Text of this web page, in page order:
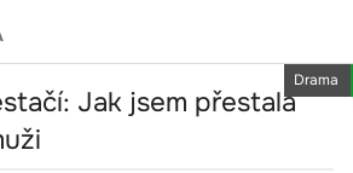
Drama
Jak jsem přestala